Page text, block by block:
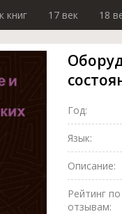
книг 17 век 18
Год:
Язык:
Описание:
Рейтинг по
отзывам: